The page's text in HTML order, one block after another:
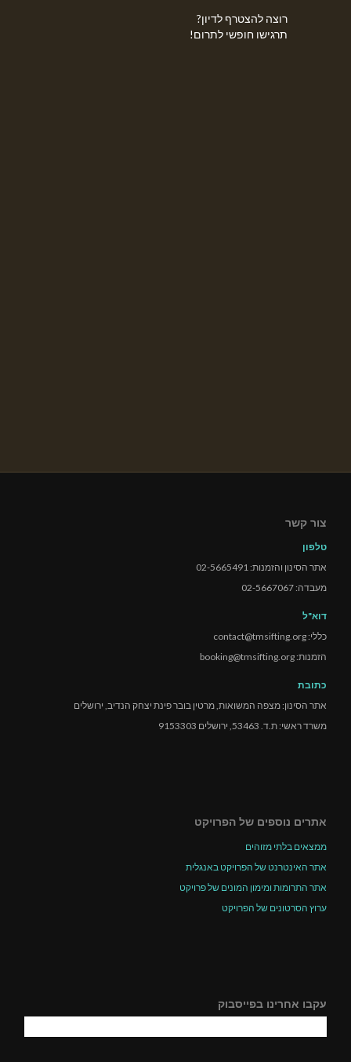
רוצה להצטרף לדיון?
תרגישו חופשי לתרום!
צור קשר
טלפון
אתר הסינון והזמנות: 02-5665491
מעבדה: 02-5667067
דוא"ל
כללי: contact@tmsifting.org
הזמנות: booking@tmsifting.org
כתובת
אתר הסינון: מצפה המשואות, מרטין בובר פינת יצחק הנדיב, ירושלים
משרד ראשי: ת.ד. 53463, ירושלים 9153303
אתרים נוספים של הפרויקט
ממצאים בלתי מזוהים
אתר האינטרנט של הפרויקט באנגלית
אתר התרומות ומימון המונים של פרויקט
ערוץ הסרטונים של הפרויקט
עקבו אחרינו בפייסבוק